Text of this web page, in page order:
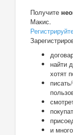
Получите
Макис.
найти
хотят
и